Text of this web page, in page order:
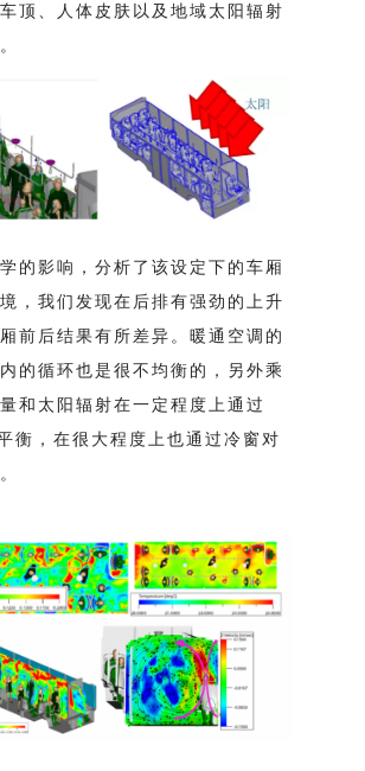
顶、人体皮肤以及地域太阳辐射
的影响，分析了该设定下的车厢
，我们发现在后排有强劲的上升
前后结果有所差异。暖通空调的
的循环也是很不均衡的，另外乘
和太阳辐射在一定程度上通过
衡，在很大程度上也通过冷窗对